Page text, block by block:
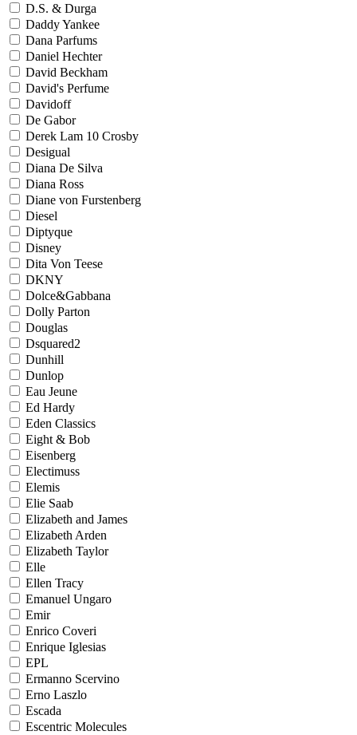
D.S. & Durga
Daddy Yankee
Dana Parfums
Daniel Hechter
David Beckham
David's Perfume
Davidoff
De Gabor
Derek Lam 10 Crosby
Desigual
Diana De Silva
Diana Ross
Diane von Furstenberg
Diesel
Diptyque
Disney
Dita Von Teese
DKNY
Dolce&Gabbana
Dolly Parton
Douglas
Dsquared2
Dunhill
Dunlop
Eau Jeune
Ed Hardy
Eden Classics
Eight & Bob
Eisenberg
Electimuss
Elemis
Elie Saab
Elizabeth and James
Elizabeth Arden
Elizabeth Taylor
Elle
Ellen Tracy
Emanuel Ungaro
Emir
Enrico Coveri
Enrique Iglesias
EPL
Ermanno Scervino
Erno Laszlo
Escada
Escentric Molecules